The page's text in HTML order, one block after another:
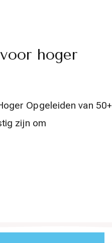
hoger
Opgeleiden van 50+
zijn om